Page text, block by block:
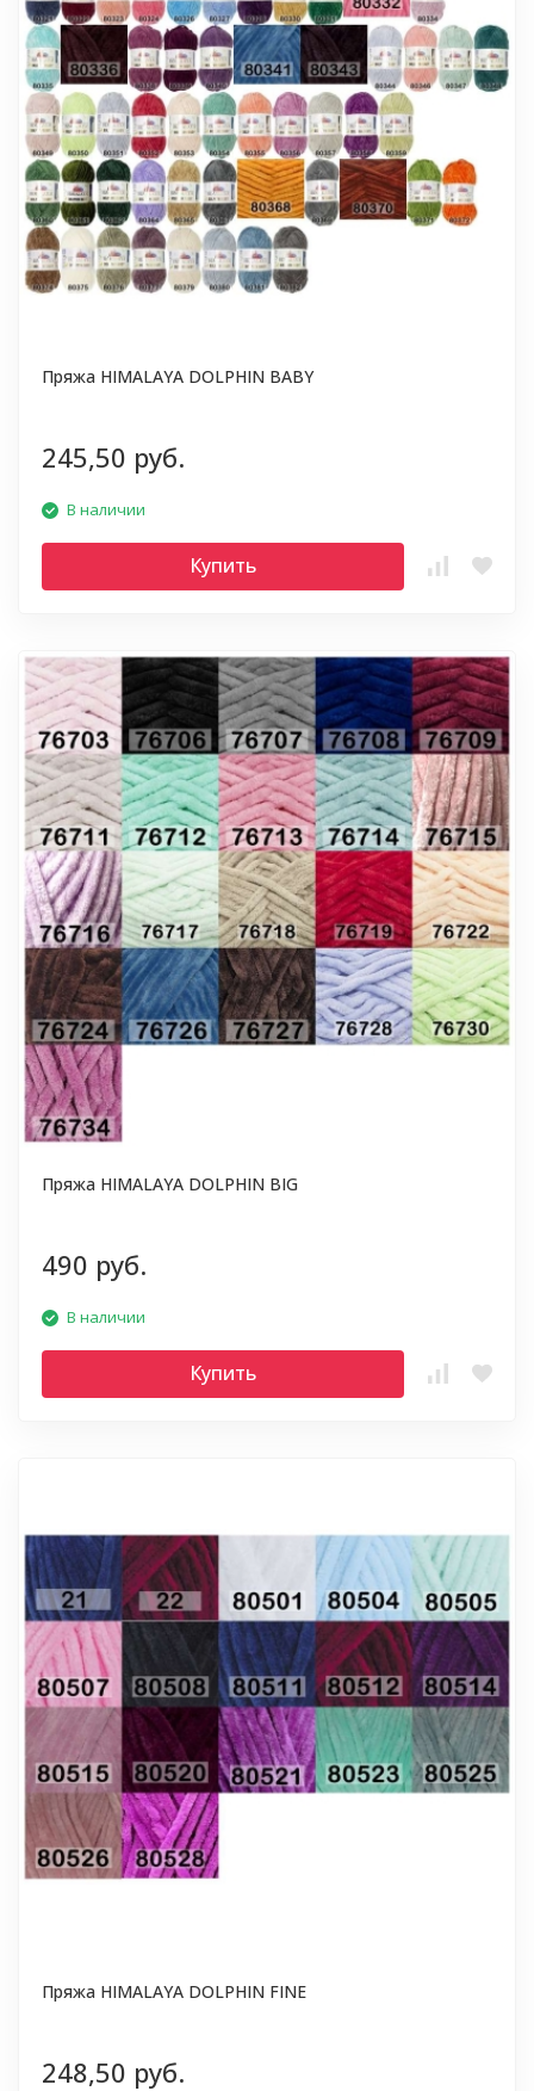
Пряжа HIMALAYA DOLPHIN BABY
245,50 руб.
В наличии
Купить
Пряжа HIMALAYA DOLPHIN BIG
490 руб.
В наличии
Купить
Пряжа HIMALAYA DOLPHIN FINE
248,50 руб.